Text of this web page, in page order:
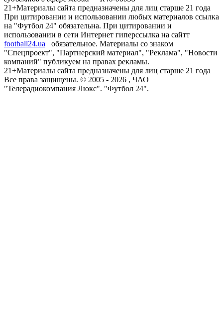
21+Материалы сайта предназначены для лиц старше 21 года
При цитировании и использовании любых материалов ссылка
на "Футбол 24" обязательна. При цитировании и
использовании в сети Интернет гиперссылка на сайтт
football24.ua
обязательное. Материалы со знаком
"Спецпроект", "Партнерский материал", "Реклама", "Новости
компаний" публикуем на правах рекламы.
21+Материалы сайта предназначены для лиц старше 21 года
Все права защищены. © 2005 - 2026 , ЧАО
"Телерадиокомпания Люкс". "Футбол 24".